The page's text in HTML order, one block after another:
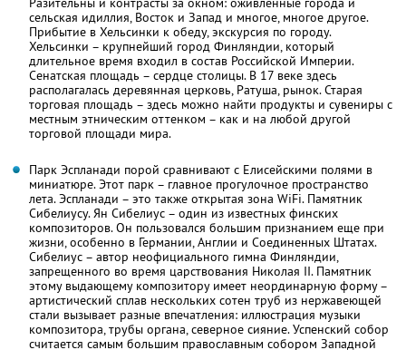
сельская идиллия, Восток и Запад и многое, многое другое.
Прибытие в Хельсинки к обеду, экскурсия по городу.
Хельсинки – крупнейший город Финляндии, который
длительное время входил в состав Российской Империи.
Сенатская площадь – сердце столицы. В 17 веке здесь
располагалась деревянная церковь, Ратуша, рынок. Старая
торговая площадь – здесь можно найти продукты и сувениры с
местным этническим оттенком – как и на любой другой
торговой площади мира.
Парк Эспланади порой сравнивают с Елисейскими полями в
миниатюре. Этот парк – главное прогулочное пространство
лета. Эспланади – это также открытая зона WiFi. Памятник
Сибелиусу. Ян Сибелиус – один из известных финских
композиторов. Он пользовался большим признанием еще при
жизни, особенно в Германии, Англии и Соединенных Штатах.
Сибелиус – автор неофициального гимна Финляндии,
запрещенного во время царствования Николая II. Памятник
этому выдающему композитору имеет неординарную форму –
артистический сплав нескольких сотен труб из нержавеющей
стали вызывает разные впечатления: иллюстрация музыки
композитора, трубы органа, северное сияние. Успенский собор
считается самым большим православным собором Западной